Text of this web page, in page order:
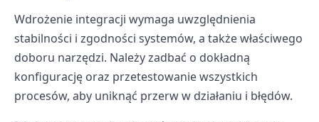
Wdrożenie integracji wymaga uwzględnienia
stabilności i zgodności systemów, a także właściwego
doboru narzędzi. Należy zadbać o dokładną
konfigurację oraz przetestowanie wszystkich
procesów, aby uniknąć przerw w działaniu i błędów.